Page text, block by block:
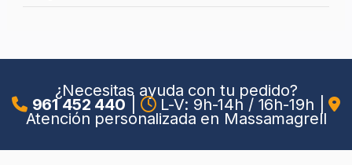
¿Necesitas ayuda con tu pedido?
961 452 440 L-V: 9h-14h / 16h-19h
Atención personalizada en Massamagrell